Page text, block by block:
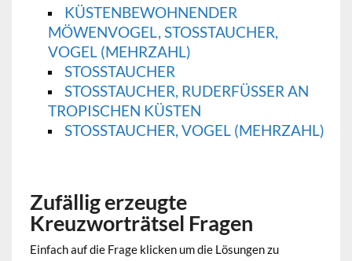
KÜSTENBEWOHNENDER
MÖWENVOGEL, STOSSTAUCHER, V
OGEL (MEHRZAHL)
STOSSTAUCHER
STOSSTAUCHER, RUDERFÜSSER AN TR
OPISCHEN KÜSTEN
STOSSTAUCHER, VOGEL (MEHRZAHL)
Zufällig erzeugte
Kreuzworträtsel Fragen
Einfach auf die Frage klicken um die Lösungen zu